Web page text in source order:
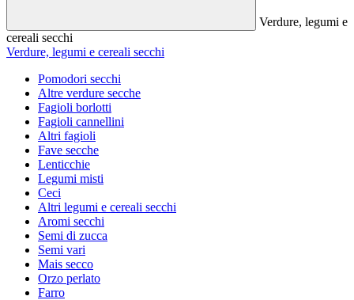
Verdure, legumi e
cereali secchi
Verdure, legumi e cereali secchi
Pomodori secchi
Altre verdure secche
Fagioli borlotti
Fagioli cannellini
Altri fagioli
Fave secche
Lenticchie
Legumi misti
Ceci
Altri legumi e cereali secchi
Aromi secchi
Semi di zucca
Semi vari
Mais secco
Orzo perlato
Farro